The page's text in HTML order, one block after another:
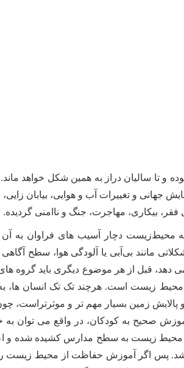
و تا سالیان دراز به همین شکل خواهد ماند.
جهانی و تغییرات آب و هوایی، بیابان
بیکاری، مهاجرت، جنگ و ناامنی گردیده.
محیط‌زیست دچار آسیب های فراوان به
مانند بی‌آبی یا آلودگی هوا، سطح آگاهی
قبل از هر موضوع دیگری باید گروه
زیست است. هرچند تک تک انسان ها، به
زمین بسیار مهم تر و موثرتراست،
صحیح به کودکان، در واقع می توان
زیست به سطح مدارس کشیده شده و
پس اگر آموزش حفاظت از محیط زیست را